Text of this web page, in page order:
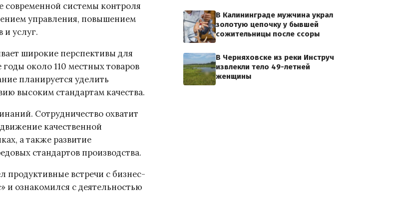
современной системы контроля
управления, повышением
и услуг.
широкие перспективы для
около 110 местных товаров
планируется уделить
высоким стандартам качества.
Сотрудничество охватит
качественной
а также развитие
стандартов производства.
продуктивные встречи с бизнес-
и ознакомился с деятельностью
В Калининграде мужчина украл
золотую цепочку у бывшей
сожительницы после ссоры
В Черняховске из реки Инструч
извлекли тело 49-летней
женщины